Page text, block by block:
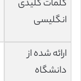
کلمات کلیدی
انگلیسی
ارائه شده از
دانشگاه